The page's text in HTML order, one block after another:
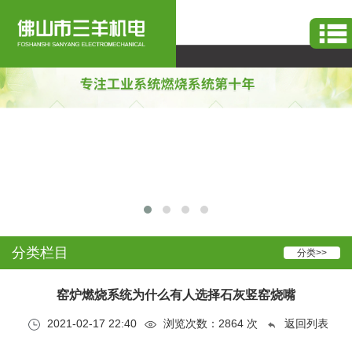
烧嘴 工业窑炉烧嘴 系统服务设备生产
分类栏目 分类>>
窑炉燃烧系统为什么有人选择石灰竖窑烧嘴
2021-02-17 22:40 浏览次数： 2864次 返回列表